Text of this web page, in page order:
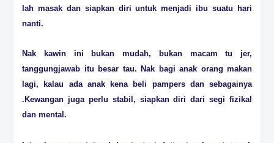
lah masak dan siapkan diri untuk menjadi ibu suatu hari
nanti.
Nak kawin ini bukan mudah, bukan macam tu jer,
tanggungjawab itu besar tau. Nak bagi anak orang makan
lagi, kalau ada anak kena beli pampers dan sebagainya
.Kewangan juga perlu stabil, siapkan diri dari segi fizikal
dan mental.